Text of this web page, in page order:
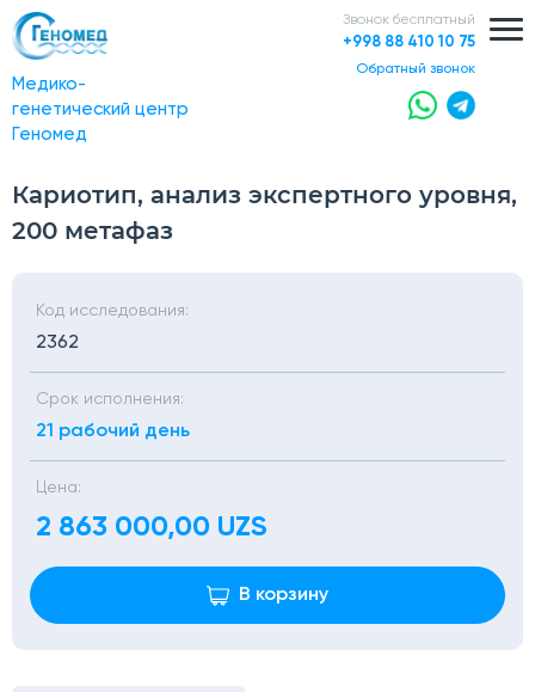
Медико-
генетический центр
Геномед
Звонок бесплатный
+998 88 410 10 75
обратный звонок
Кариотип, анализ экспертного уровня,
200 метафаз
Код исследования:
2362
Срок исполнения:
21 рабочий день
Цена:
2 863 000,00 UZS
В корзину